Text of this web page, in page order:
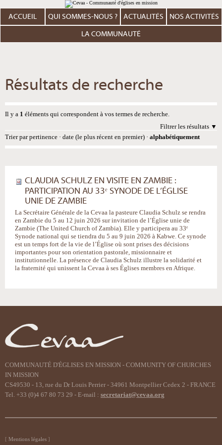
au
contenu.
Aller
personnels
ACCUEIL QUI SOMMES-NOUS ? ACTUALITÉS NOS ACTIVITÉS
LA COMMUNAUTÉ
Résultats de recherche
Il y a 1 éléments qui correspondent à vos termes de recherche.
Filtrer les résultats
Trier par pertinence · date (le plus récent en premier) · alphabétiquement
CLAUDIA SCHULZ EN VISITE EN ZAMBIE :
PARTICIPATION AU 33ᵉ SYNODE DE L’ÉGLISE
UNIE DE ZAMBIE
La Secrétaire Générale de la Cevaa la pasteure Claudia Schulz se rendra
en Zambie du 5 au 12 juin 2026 sur invitation de l’Église unie de
Zambie (The United Church of Zambia). Elle y participera au 33ᵉ
Synode national qui se tiendra du 5 au 9 juin 2026 à Kabwe. Ce synode
est un temps fort de la vie de l’Église où sont prises des décisions
importantes pour son orientation pastorale, missionnaire et
institutionnelle. La présence de Claudia Schulz illustre la solidarité et
la fraternité qui unissent la Cevaa à ses Églises membres en Afrique.
COMMUNAUTÉ D'ÉGLISES EN MISSION - COMMUNITY OF CHURCHES
IN MISSION
CS49530 - 13, rue du Dr Louis Perrier - 34961 Montpellier Cedex 2 - FRANCE
Tel. +33 (0)4 67 80 73 29 - E-mail : secretariat@cevaa.org
Mentions légales